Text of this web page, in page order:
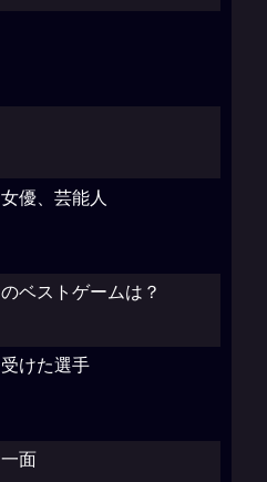
優、芸能人
ベストゲームは？
けた選手
面